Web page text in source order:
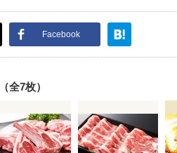
Facebook
全7枚）